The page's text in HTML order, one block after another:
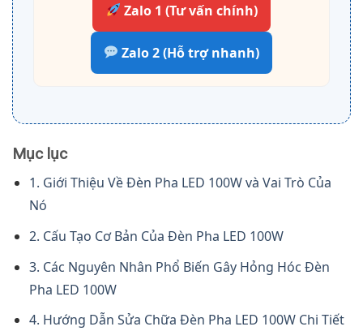
Zalo 1 (Tư vấn chính)
Zalo 2 (Hỗ trợ nhanh)
Mục lục
1. Giới Thiệu Về Đèn Pha LED 100W và Vai Trò Của
Nó
2. Cấu Tạo Cơ Bản Của Đèn Pha LED 100W
3. Các Nguyên Nhân Phổ Biến Gây Hỏng Hóc Đèn
Pha LED 100W
4. Hướng Dẫn Sửa Chữa Đèn Pha LED 100W Chi Tiết